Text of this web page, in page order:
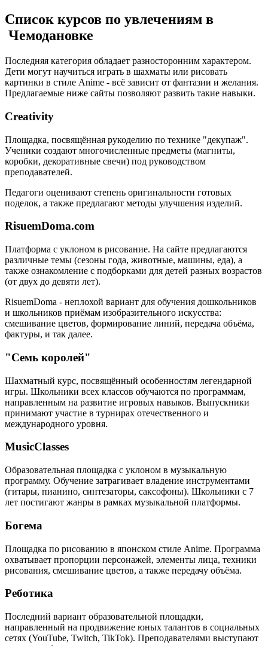
Список курсов по увлечениям в
Чемодановке
Последняя категория обладает разносторонним характером.
Дети могут научиться играть в шахматы или рисовать
картинки в стиле Anime - всё зависит от фантазии и желания.
Предлагаемые ниже сайты позволяют развить такие навыки.
Creativity
Площадка, посвящённая рукоделию по технике "декупаж".
Ученики создают многочисленные предметы (магниты,
коробки, декоративные свечи) под руководством
преподавателей.
Педагоги оценивают степень оригинальности готовых
поделок, а также предлагают методы улучшения изделий.
RisuemDoma.com
Платформа с уклоном в рисование. На сайте предлагаются
различные темы (сезоны года, животные, машины, еда), а
также ознакомление с подборками для детей разных возрастов
(от двух до девяти лет).
RisuemDoma - неплохой вариант для обучения дошкольников
и школьников приёмам изобразительного искусства:
смешивание цветов, формирование линий, передача объёма,
фактуры, и так далее.
"Семь королей"
Шахматный курс, посвящённый особенностям легендарной
игры. Школьники всех классов обучаются по программам,
направленным на развитие игровых навыков. Выпускники
принимают участие в турнирах отечественного и
международного уровня.
MusicClasses
Образовательная площадка с уклоном в музыкальную
программу. Обучение затрагивает владение инструментами
(гитары, пианино, синтезаторы, саксофоны). Школьники с 7
лет постигают жанры в рамках музыкальной платформы.
Богема
Площадка по рисованию в японском стиле Anime. Программа
охватывает пропорции персонажей, элементы лица, техники
рисования, смешивание цветов, а также передачу объёма.
Реботика
Последний вариант образовательной площадки,
направленный на продвижение юных талантов в социальных
сетях (YouTube, Twitch, TikTok). Преподавателями выступают